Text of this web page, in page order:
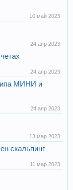
10 май 2023
24 апр 2023
24 апр 2023
МИНИ и
24 апр 2023
13 мар 2023
скальпинг
11 мар 2023